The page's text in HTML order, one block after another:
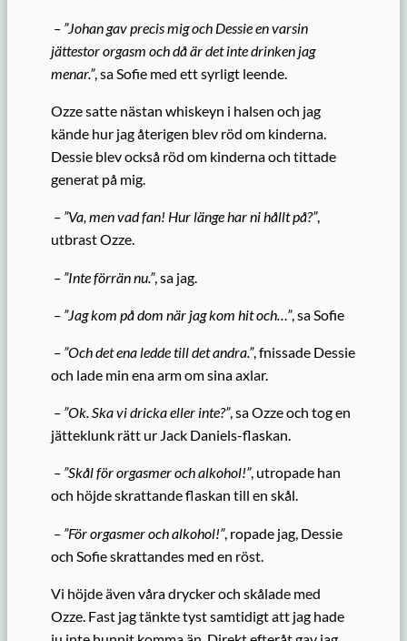
– ”Johan gav precis mig och Dessie en varsin
jättestor orgasm och då är det inte drinken jag
menar.”, sa Sofie med ett syrligt leende.
Ozze satte nästan whiskeyn i halsen och jag
kände hur jag återigen blev röd om kinderna.
Dessie blev också röd om kinderna och tittade
generat på mig.
– ”Va, men vad fan! Hur länge har ni hållt på?”,
utbrast Ozze.
– ”Inte förrän nu.”, sa jag.
– ”Jag kom på dom när jag kom hit och…”, sa Sofie
– ”Och det ena ledde till det andra.”, fnissade Dessie
och lade min ena arm om sina axlar.
– ”Ok. Ska vi dricka eller inte?”, sa Ozze och tog en
jätteklunk rätt ur Jack Daniels-flaskan.
– ”Skål för orgasmer och alkohol!”, utropade han
och höjde skrattande flaskan till en skål.
– ”För orgasmer och alkohol!”, ropade jag, Dessie
och Sofie skrattandes med en röst.
Vi höjde även våra drycker och skålade med
Ozze. Fast jag tänkte tyst samtidigt att jag hade